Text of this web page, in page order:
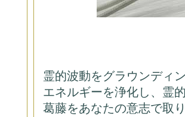
霊的波動をグラウンディ
エネルギーを浄化し、霊
葛藤をあなたの意志で取